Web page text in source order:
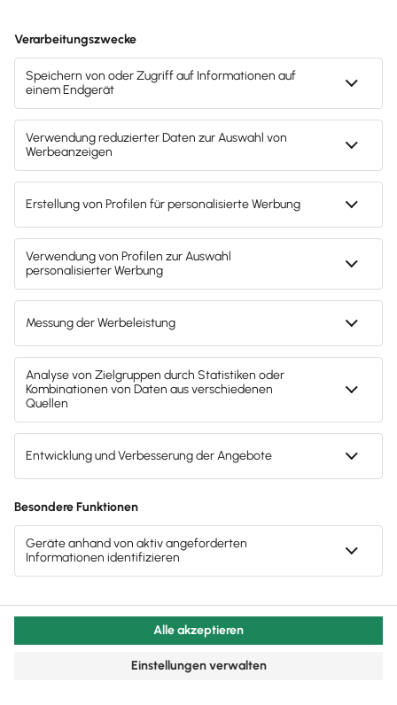
Buchhaltung & Finanzen
Darlehen an GmbH: Abgeltungsteuer oder
Bundesfinanzhof-Urteile zur Besteuerung von
GmbH-Darlehen bieten Gestaltungsspielraum für
Gesellschafter und Nahestehende.
Lesezeit 3 Minuten
Buchhaltung & Finanzen
berücksichtigen ist
Erfahre alles über die Einfuhrumsatzsteuer (EUSt)
beim Import aus Nicht-EU-Ländern wie der